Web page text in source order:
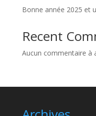
Bonne année 2025 et
Recent
Aucun commentaire à